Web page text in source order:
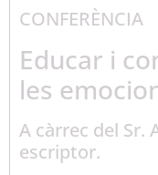
CONFERÈNCIA
Educar i
les
A càrrec del Sr.
escriptor.